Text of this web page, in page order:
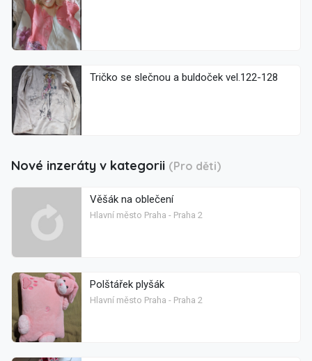
Tričko se slečnou a buldoček vel.122-128
Nové inzeráty v kategorii (Pro děti)
Věšák na oblečení
Hlavní město Praha - Praha 2
Polštářek plyšák
Hlavní město Praha - Praha 2